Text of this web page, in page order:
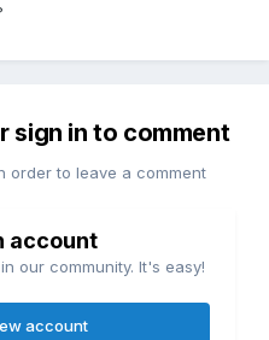
sign in to comment
order to leave a comment
account
our community. It's easy!
account